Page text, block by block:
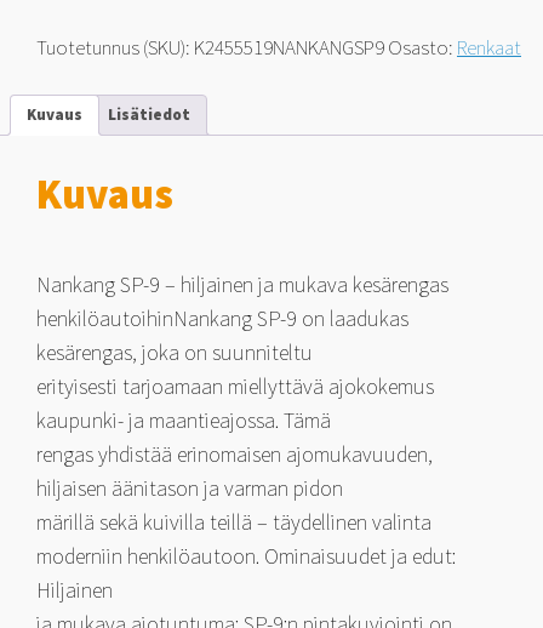
245/55-
H
Tuotetunnus (SKU): K2455519NANKANGSP9Osasto: Renkaat
Kuvaus Lisätiedot
Kuvaus
Nankang SP-9 – hiljainen ja mukava kesärengas
henkilöautoihinNankang SP-9 on laadukas
kesärengas, joka on suunniteltu
erityisesti tarjoamaan miellyttävä ajokokemus
kaupunki- ja maantieajossa. Tämä
rengas yhdistää erinomaisen ajomukavuuden,
hiljaisen äänitason ja varman pidon
märillä sekä kuivilla teillä – täydellinen valinta
moderniin henkilöautoon. Ominaisuudet ja edut:
Hiljainen